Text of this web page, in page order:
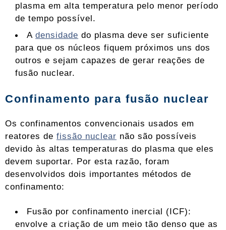
plasma em alta temperatura pelo menor período
de tempo possível.
Adensidade do plasma deve ser suficiente
para que os núcleos fiquem próximos uns dos
outros e sejam capazes de gerar reações de
fusão nuclear.
Confinamento para fusão nuclear
Os confinamentos convencionais usados ​​em
reatores de fissão nuclear não são possíveis
devido às altas temperaturas do plasma que eles
devem suportar. Por esta razão, foram
desenvolvidos dois importantes métodos de
confinamento:
Fusão por confinamento inercial (ICF):
envolve a criação de um meio tão denso que as